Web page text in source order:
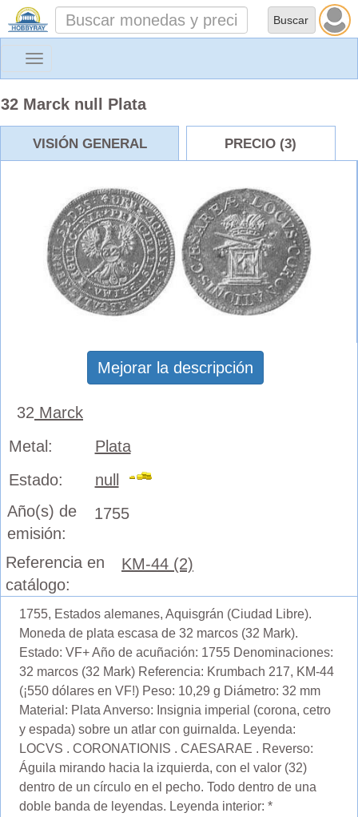
Toggle
32 Marck null Plata
VISIÓN GENERAL PRECIO (3)
Mejorar la descripción
32 Marck
Metal:
Plata
Estado:
null
Año(s) de
emisión:
1755
Referencia en
catálogo:
KM-44 (2)
1755, Estados alemanes, Aquisgrán (Ciudad Libre).
Moneda de plata escasa de 32 marcos (32 Mark).
Estado: VF+ Año de acuñación: 1755 Denominaciones:
32 marcos (32 Mark) Referencia: Krumbach 217, KM-44
(¡550 dólares en VF!) Peso: 10,29 g Diámetro: 32 mm
Material: Plata Anverso: Insignia imperial (corona, cetro
y espada) sobre un atlar con guirnalda. Leyenda:
LOCVS . CORONATIONIS . CAESARAE . Reverso:
Águila mirando hacia la izquierda, con el valor (32)
dentro de un círculo en el pecho. Todo dentro de una
doble banda de leyendas. Leyenda interior: *